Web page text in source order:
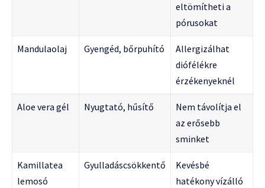
eltömítheti a
pórusokat
Mandulaolaj Gyengéd, bőrpuhító
Allergizálhat
diófélékre
érzékenyeknél
Aloe vera gél Nyugtató, hűsítő
Nem távolítja el
az erősebb
sminket
Kamillatea
lemosó
Gyulladáscsökkentő
Kevésbé
hatékony vízálló